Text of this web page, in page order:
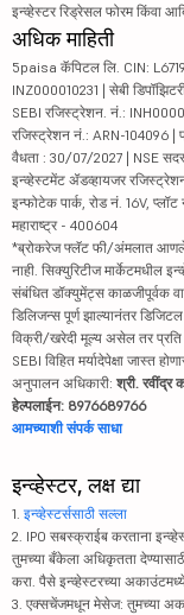
इन्व्हेस्टर रिड्रेसल फोरम किंवा
अधिक माहिती
5paisa कॅपिटल लि. CIN:
INZ000010231 | सेबी
SEBI रजिस्ट्रेशन. नं.:
रजिस्ट्रेशन नं.: ARN-104096 |
वैधता : 30/07/2027 | NSE
इन्व्हेस्टमेंट ॲडव्हायजर
इन्फोटेक पार्क, रोड नं. 16V,
महाराष्ट्र - 400604
*ब्रोकरेज फ्लॅट फी/अंमलात
नाही. सिक्युरिटीज मार्केटमधील
संबंधित डॉक्युमेंट्स काळजीपूर्वक
डिलिजन्स पूर्ण झाल्यानंतर
विक्री/खरेदी मूल्य असेल तर
SEBI विहित मर्यादेपेक्षा जास्त
अनुपालन अधिकारी: श्री.
हेल्पलाईन: 8976689766
आमच्याशी संपर्क साधा
इन्व्हेस्टर, लक्ष द्या
1. इन्व्हेस्टर्ससाठी सल्ला
2. IPO सबस्क्राईब करताना
तुमच्या बँकेला अधिकृतता
करा. पैसे इन्व्हेस्टरच्या
3. एक्सचेंजमधून मेसेज: तुमच्या